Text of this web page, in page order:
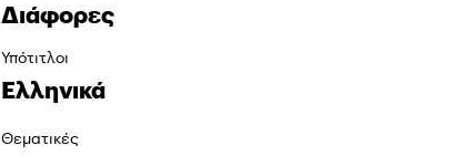
Διάφορες
Υπότιτλοι
Ελληνικά
Θεματικές